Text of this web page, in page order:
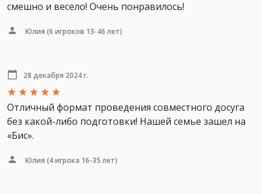
смешно и весело! Очень понравилось!
Юлия (6 игроков 13-46 лет)
28 декабря 2024 г.
Отличный формат проведения совместного досуга
без какой-либо подготовки! Нашей семье зашел на
«Бис».
Юлия (4 игрока 16-35 лет)